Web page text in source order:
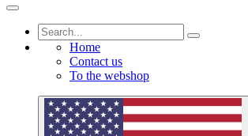
Home
Contact us
To the webshop